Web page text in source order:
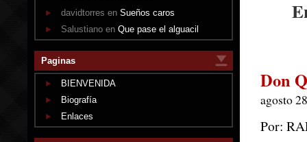
davidtorres en Sueños caros
Salustiano en Que pase el alguacil
Paginas
BIENVENIDA
Biografía
Enlaces
Don
agosto
Por: